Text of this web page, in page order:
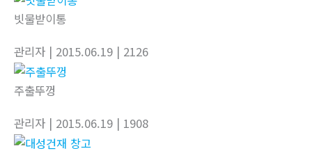
빗물받이통
관리자 | 2015.06.19 | 2126
주출뚜껑
관리자 | 2015.06.19 | 1908